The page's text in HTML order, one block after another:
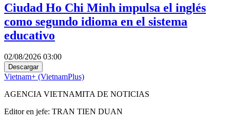
Ciudad Ho Chi Minh impulsa el inglés
como segundo idioma en el sistema
educativo
02/08/2026 03:00
Descargar
Vietnam+ (VietnamPlus)
AGENCIA VIETNAMITA DE NOTICIAS
Editor en jefe: TRAN TIEN DUAN